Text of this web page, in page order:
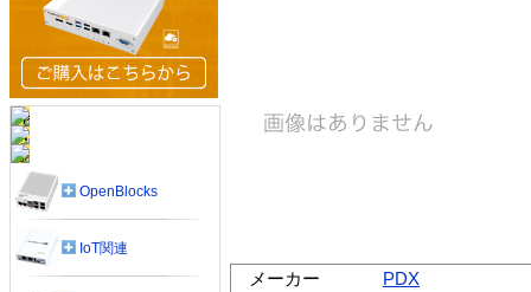
メーカー
PDX
OpenBlocks
IoT関連